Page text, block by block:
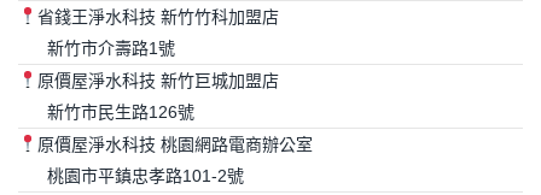
省錢王淨水科技 新竹竹科加盟店
新竹市介壽路1號
原價屋淨水科技 新竹巨城加盟店
新竹市民生路126號
原價屋淨水科技 桃園網路電商辦公室
桃園市平鎮忠孝路101-2號